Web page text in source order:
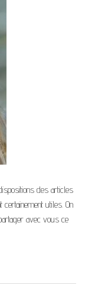
des articles
utiles. On
avec vous ce